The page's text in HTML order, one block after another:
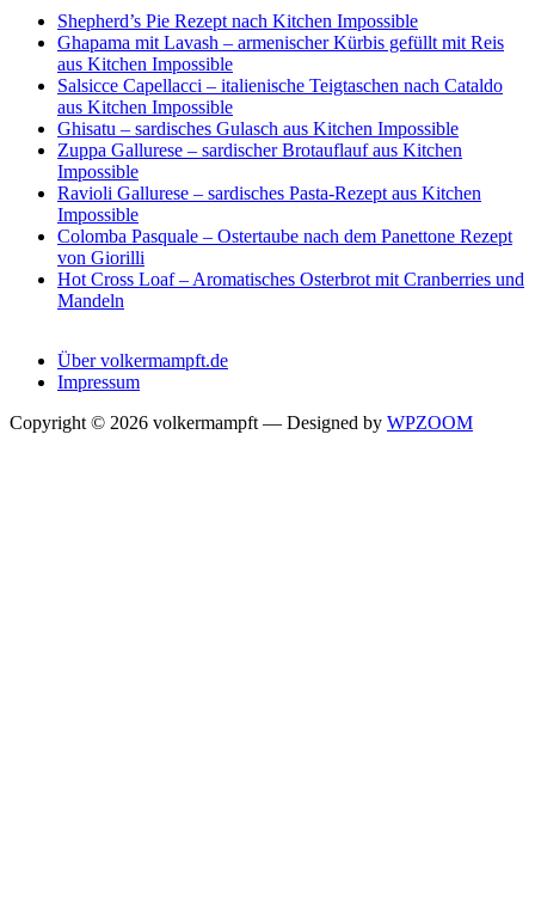
Shepherd’s Pie Rezept nach Kitchen Impossible
Ghapama mit Lavash – armenischer Kürbis gefüllt mit Reis
aus Kitchen Impossible
Salsicce Capellacci – italienische Teigtaschen nach Cataldo
aus Kitchen Impossible
Ghisatu – sardisches Gulasch aus Kitchen Impossible
Zuppa Gallurese – sardischer Brotauflauf aus Kitchen
Impossible
Ravioli Gallurese – sardisches Pasta-Rezept aus Kitchen
Impossible
Colomba Pasquale – Ostertaube nach dem Panettone Rezept
von Giorilli
Hot Cross Loaf – Aromatisches Osterbrot mit Cranberries und
Mandeln
Über volkermampft.de
Impressum
Copyright © 2026 volkermampft — Designed by WPZOOM